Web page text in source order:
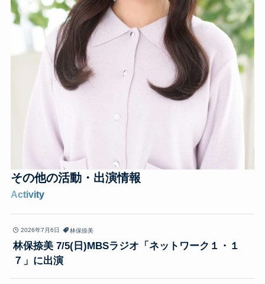
その他の活動・出演情報
Activity
2026年7月6日 林保捺美
林保捺美 7/5(日)MBSラジオ「ネットワーク１・１
７」に出演